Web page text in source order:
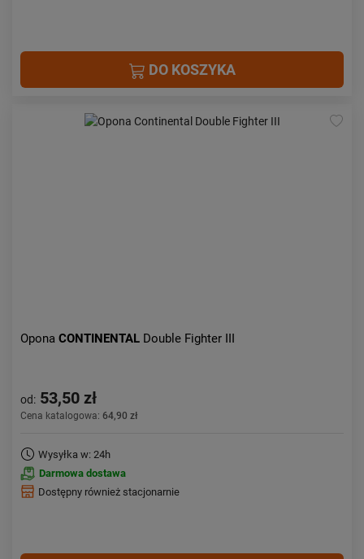
DO KOSZYKA
Opona CONTINENTAL Double Fighter III
od: 53,50 zł
Cena katalogowa: 64,90 zł
Wysyłka w: 24h
Darmowa dostawa
Dostępny również stacjonarnie